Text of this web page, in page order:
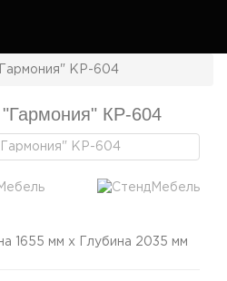
КР-604
КР-604
1655 мм x Глубина 2035 мм